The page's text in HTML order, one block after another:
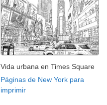
Vida urbana en Times Square
Páginas de New York para
imprimir